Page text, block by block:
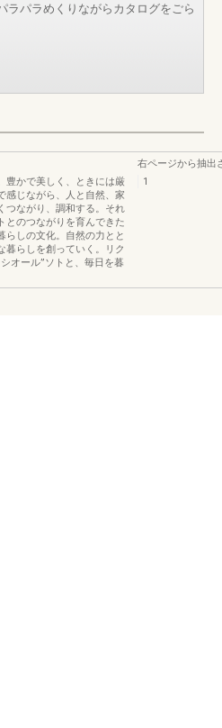
ラパラめくりながらカタログをごら
豊かで美しく、ときには厳
感じながら、人と自然、家
つながり、調和する。それ
とのつながりを育んできた
らしの文化。自然の力とと
暮らしを創っていく。リク
オール”ソトと、毎日を暮
右ページから抽出
1